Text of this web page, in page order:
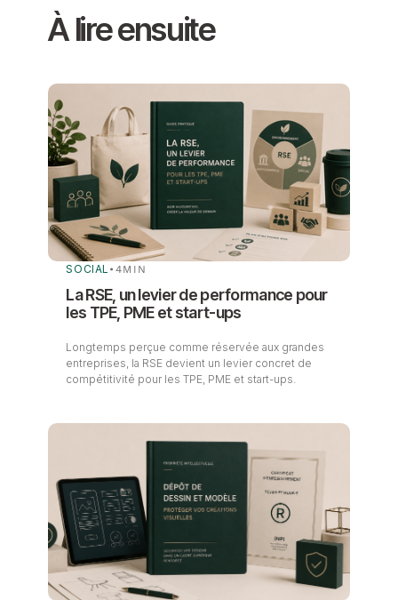
À lire ensuite
SOCIAL • 4MIN
La RSE, un levier de performance pour
les TPE, PME et start-ups
Longtemps perçue comme réservée aux grandes
entreprises, la RSE devient un levier concret de
compétitivité pour les TPE, PME et start-ups.